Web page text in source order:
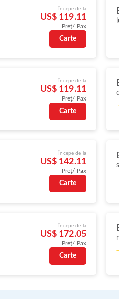
Începe de la
US$ 119.11
Preț/ Pax
Carte
Începe de la
US$ 119.11
Preț/ Pax
Carte
Începe de la
US$ 142.11
Preț/ Pax
Carte
Începe de la
US$ 172.05
Preț/ Pax
Carte